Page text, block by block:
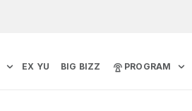
EX YU BIG BIZZ PROGRAM